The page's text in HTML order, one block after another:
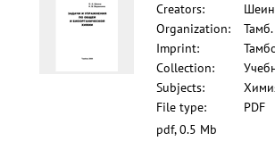
Creators:
Organization:
Imprint:
Collection:
Subjects:
File type:
PDF
pdf, 0.5 Mb